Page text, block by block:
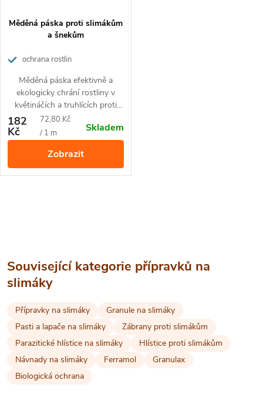
p
o
d
u
k
t
p
r
o
d
u
k
Měděná páska proti slimákům
a šnekům
ochrana rostlin
Měděná páska efektivně a
ekologicky chrání rostliny v
květináčích a truhlících proti
slimákům a šnekům. Snadno se
aplikuje a je bezpečná pro děti a
domácí mazlíčky
182
Kč
Měrná
cena:
72,80 Kč
/ 1 m
Skladem
Zobrazit
l
á
d
a
Související kategorie přípravků na
slimáky
Přípravky na slimáky
Granule na slimáky
Pasti a lapače na slimáky
Zábrany proti slimákům
Parazitické hlístice na slimáky
Hlístice proti slimákům
Návnady na slimáky
Ferramol
Granulax
Biologická ochrana